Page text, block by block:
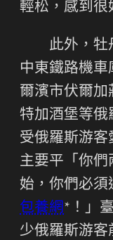
輕松，感到很
此外，牡
中東鐵路機
爾濱市伏爾加
特加酒堡等俄
受俄羅斯游客
主要平「你們
始，你們必須
包養網*！」
少俄羅斯游客